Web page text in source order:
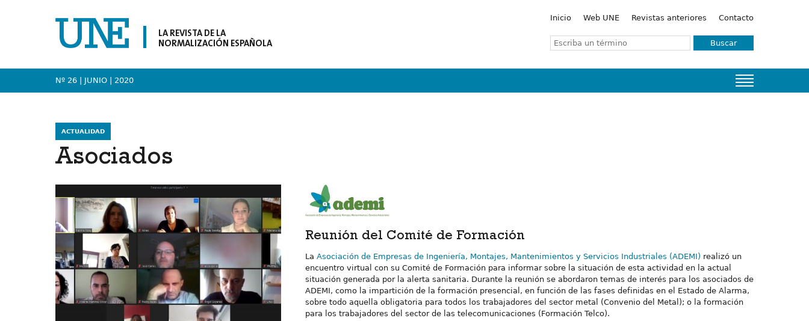
LA REVISTA DE LA
NORMALIZACIÓN ESPAÑOLA
Inicio Web UNE Revistas anteriores Contacto
Buscar
Nº 26 | JUNIO | 2020
ACTUALIDAD
Asociados
Reunión del Comité de Formación
La Asociación de Empresas de Ingeniería, Montajes, Mantenimientos y Servicios Industriales (ADEMI) realizó un
encuentro virtual con su Comité de Formación para informar sobre la situación de esta actividad en la actual
situación generada por la alerta sanitaria. Durante la reunión se abordaron temas de interés para los asociados de
ADEMI, como la impartición de la formación presencial, en función de las fases definidas en el Estado de Alarma,
sobre todo aquella obligatoria para todos los trabajadores del sector metal (Convenio del Metal); o la formación
para los trabajadores del sector de las telecomunicaciones (Formación Telco).